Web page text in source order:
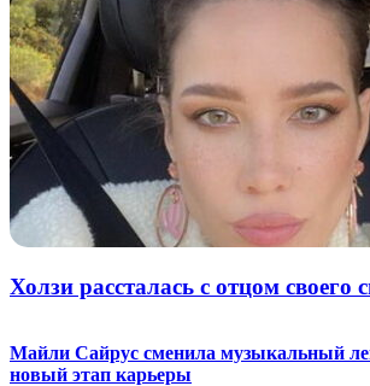
Холзи рассталась с отцом своего
Майли Сайрус сменила музыкальный
новый этап карьеры